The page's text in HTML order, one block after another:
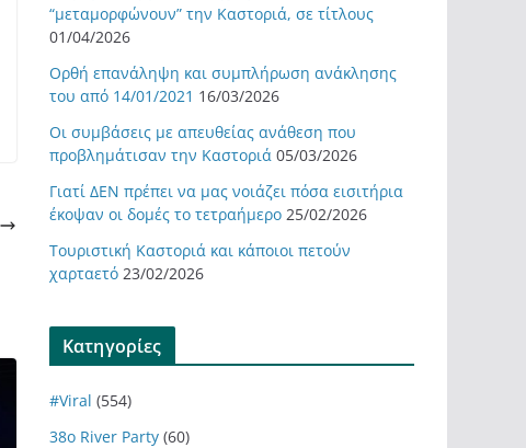
“μεταμορφώνουν” την Καστοριά, σε τίτλους
01/04/2026
Ορθή επανάληψη και συμπλήρωση ανάκλησης
του από 14/01/2021 16/03/2026
Οι συμβάσεις με απευθείας ανάθεση που
προβλημάτισαν την Καστοριά 05/03/2026
Γιατί ΔΕΝ πρέπει να μας νοιάζει πόσα εισιτήρια
έκοψαν οι δομές το τετραήμερο 25/02/2026
Τουριστική Καστοριά και κάποιοι πετούν
χαρταετό 23/02/2026
Kατηγορίες
#Viral (554)
38ο River Party (60)